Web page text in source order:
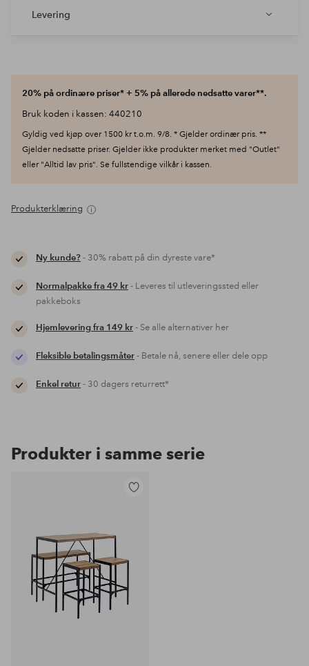
Levering
20% på ordinære priser* + 5% på allerede nedsatte varer**.
Bruk koden i kassen: 440210
Gyldig ved kjøp over 1500 kr t.o.m. 9/8. * Gjelder ordinær pris. **
Gjelder nedsatte priser. Gjelder ikke produkter merket med "Outlet"
eller "Alltid lav pris". Se fullstendige vilkår i kassen.
Produkterklæring
Ny kunde?- 30% rabatt på din dyreste vare*
Normalpakke fra 49 kr- Leveres til utleveringssted eller
pakkeboks
Hjemlevering fra 149 kr- Se alle alternativer her
Fleksible betalingsmåter- Betale nå, senere eller dele opp
Enkel retur- 30 dagers returrett*
Produkter i samme serie